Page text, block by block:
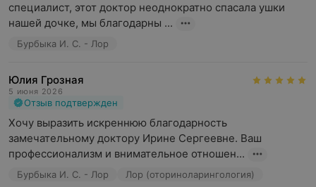
специалист, этот доктор неоднократно спасала ушки
нашей дочке, мы благодарны ...
Бурбыка И. С. - Лор
Юлия Грозная
5 июня 2026
Отзыв подтвержден
Хочу выразить искреннюю благодарность
замечательному доктору Ирине Сергеевне. Ваш
профессионализм и внимательное отношен...
Бурбыка И. С. - Лор Лор (оториноларингология)